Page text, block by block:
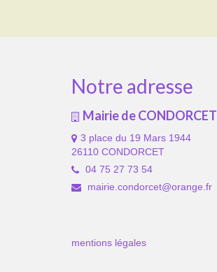
Notre adresse
Mairie de CONDORCET
3 place du 19 Mars 1944
26110 CONDORCET
04 75 27 73 54
mairie.condorcet@orange.fr
mentions légales